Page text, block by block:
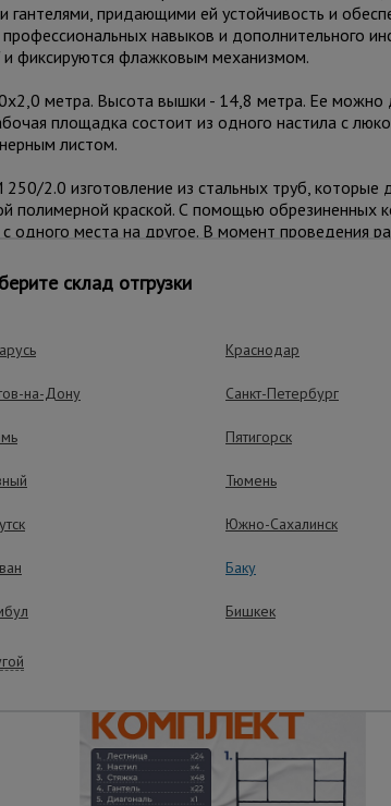
гантелями, придающими ей устойчивость и
навыков и дополнительного
фиксируются флажковым механизмом.
метра. Высота вышки - 14,8 метра. Ее можно
площадка состоит из одного настила с
листом.
2.0 изготовление из стальных труб, которые
полимерной краской. С помощью обрезиненных
одного места на другое. В момент проведения
рядом с каждым колесом. Также ими можно
площадке.
комфортно может разместиться рабочий с
ГОСТ Р 58755-2019.
преимущества –
склад отгрузки
Краснодар
на-Дону Санкт-Петербург
Пятигорск
Тюмень
Южно-Сахалинск
Баку
Бишкек